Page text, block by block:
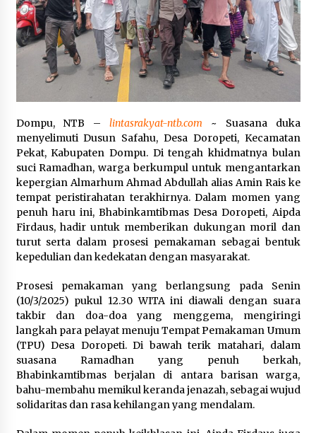
Pelarian terduga Otak Curanmor di Kecamatan
kempo, Berakhir di tangan Tim Opsnal Polsek
Kempo
3 minggu ago
Tim Opsnal Polsek Kempo Amankan salah satu
Terduga Curanmor yang sempat jadi DPO
3 minggu ago
Tim Opsnal Polsek Kempo Amankan salah satu
Terduga Curanmor yang sempat jadi DPO
selama Sepekan
3 minggu ago
Sekjen GTKN Desak Revisi PermenPANRB
Nomor 9 Tahun 2026, Soroti Ketidakpastian
Nasib PPPK Paruh Waktu di Tengah
Keterbatasan Fiskal Daerah
4 minggu ago
Polsek Pekat Kawal Aksi Petani Tebu Secara
Humanis, Dialog dengan PT SMS Hasilkan
Kesepakatan Awal Demi Menjaga Harkamtibmas
1 bulan ago
SATRESNARKOBA POLRES DOMPU AMANKAN
TERDUGA PELAKU NARKOTIKA DI KECAMATAN
KEMPO, BELASAN PAKET DIDUGA SABU DISITA
1 bulan ago
Dompu, NTB – lintasrakyat-ntb.com ~ Suasana duka
menyelimuti Dusun Safahu, Desa Doropeti, Kecamatan
Pekat, Kabupaten Dompu. Di tengah khidmatnya bulan
suci Ramadhan, warga berkumpul untuk mengantarkan
kepergian Almarhum Ahmad Abdullah alias Amin Rais ke
tempat peristirahatan terakhirnya. Dalam momen yang
penuh haru ini, Bhabinkamtibmas Desa Doropeti, Aipda
Firdaus, hadir untuk memberikan dukungan moril dan
turut serta dalam prosesi pemakaman sebagai bentuk
kepedulian dan kedekatan dengan masyarakat.
Prosesi pemakaman yang berlangsung pada Senin
(10/3/2025) pukul 12.30 WITA ini diawali dengan suara
takbir dan doa-doa yang menggema, mengiringi
langkah para pelayat menuju Tempat Pemakaman Umum
(TPU) Desa Doropeti. Di bawah terik matahari, dalam
suasana Ramadhan yang penuh berkah,
Bhabinkamtibmas berjalan di antara barisan warga,
bahu-membahu memikul keranda jenazah, sebagai wujud
solidaritas dan rasa kehilangan yang mendalam.